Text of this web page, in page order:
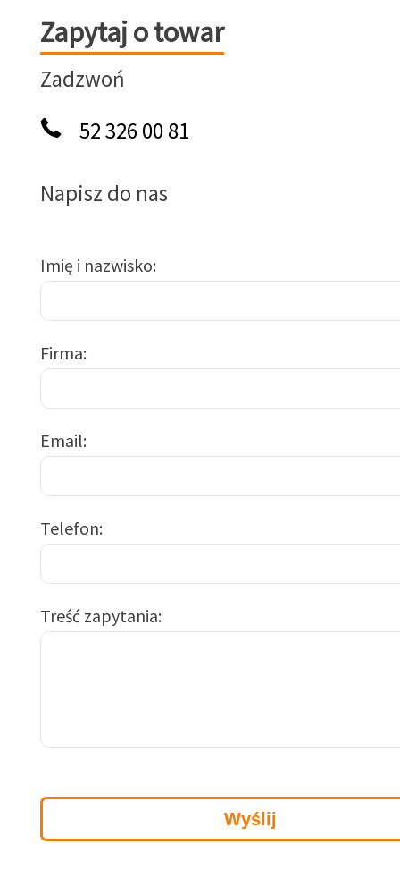
Zapytaj o towar
Zapytaj o towar
Zadzwoń
52 326 00 81
Napisz do nas
Imię i nazwisko
Firma
Email
Telefon
Treść zapytania